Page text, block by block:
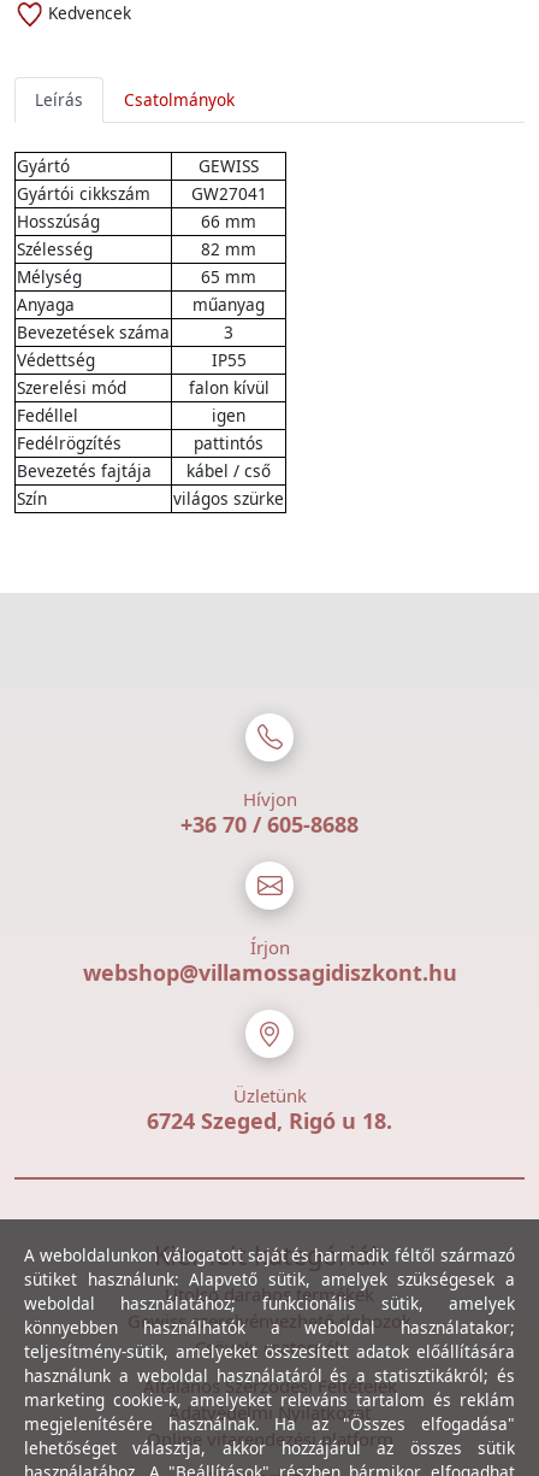
Kedvencek
Leírás Csatolmányok
Gyártó
GEWISS
Gyártói cikkszám
GW27041
Hosszúság
66 mm
Szélesség
82 mm
Mélység
65 mm
Anyaga
műanyag
Bevezetések száma
3
Védettség
IP55
Szerelési mód
falon kívül
Fedéllel
igen
Fedélrögzítés
pattintós
Bevezetés fajtája
kábel / cső
Szín
világos szürke
Hívjon
+36 70 / 605-8688
Írjon
webshop@villamossagidiszkont.hu
Üzletünk
6724 Szeged, Rigó u 18.
Kiemelt kategóriák
Utolsó darabos termékek
Gewiss szerelvényezhető dobozok
Csövek, csatornák
Általános Szerződési Feltételek
Adatvédelmi Nyilatkozat
Online vitarendezési platform
A weboldalunkon válogatott saját és harmadik féltől származó
sütiket használunk: Alapvető sütik, amelyek szükségesek a
weboldal használatához; funkcionális sütik, amelyek
könnyebben használhatók a weboldal használatakor;
teljesítmény-sütik, amelyeket összesített adatok előállítására
használunk a weboldal használatáról és a statisztikákról; és
marketing cookie-k, amelyeket releváns tartalom és reklám
megjelenítésére használnak. Ha az "Összes elfogadása"
lehetőséget választja, akkor hozzájárul az összes sütik